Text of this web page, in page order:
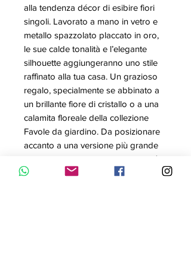
alla tendenza décor di esibire fiori
singoli. Lavorato a mano in vetro e
metallo spazzolato placcato in oro,
le sue calde tonalità e l’elegante
silhouette aggiungeranno uno stile
raffinato alla tua casa. Un grazioso
regalo, specialmente se abbinato a
un brillante fiore di cristallo o a una
calamita floreale della collezione
Favole da giardino. Da posizionare
accanto a una versione più grande
del vaso per una composizione più
elaborata. Oggetto decorativo. Non